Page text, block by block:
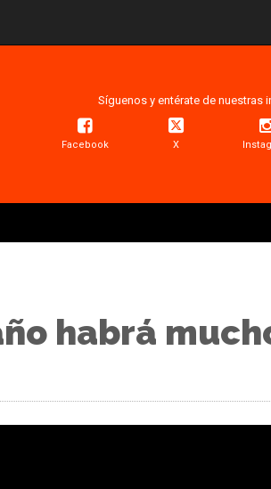
Síguenos y entérate de nuestras
Facebook X
habrá